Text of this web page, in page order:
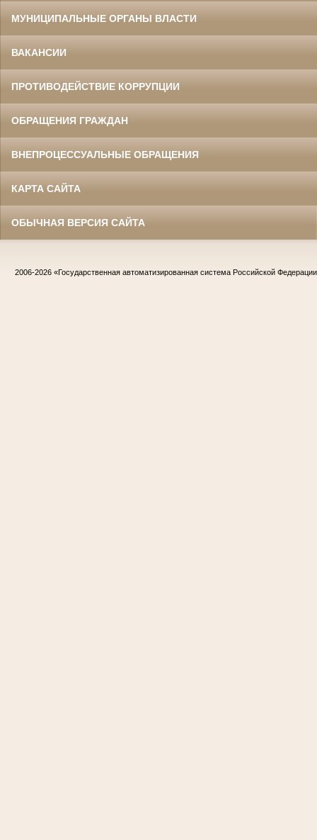
МУНИЦИПАЛЬНЫЕ ОРГАНЫ ВЛАСТИ
ВАКАНСИИ
ПРОТИВОДЕЙСТВИЕ КОРРУПЦИИ
ОБРАЩЕНИЯ ГРАЖДАН
ВНЕПРОЦЕССУАЛЬНЫЕ ОБРАЩЕНИЯ
КАРТА САЙТА
ОБЫЧНАЯ ВЕРСИЯ САЙТА
2006-2026 «Государственная автоматизированная система Российской